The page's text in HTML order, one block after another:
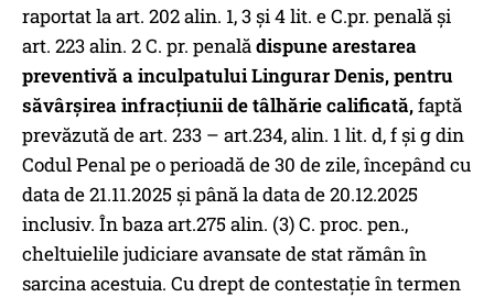
raportat la art. 202 alin. 1, 3 şi 4 lit. e C.pr. penală şi
art. 223 alin. 2 C. pr. penalădispune arestarea
preventivă a inculpatului Lingurar Denis,pentru
săvârșirea infracțiunii de tâlhărie calificată,faptă
prevăzută de art. 233 – art.234, alin. 1 lit. d, f şi g din
Codul Penal pe o perioadă de 30 de zile, începând cu
data de 21.11.2025 şi până la data de 20.12.2025
inclusiv. În baza art.275 alin. (3) C. proc. pen.,
cheltuielile judiciare avansate de stat rămân în
sarcina acestuia. Cu drept de contestaţie în termen